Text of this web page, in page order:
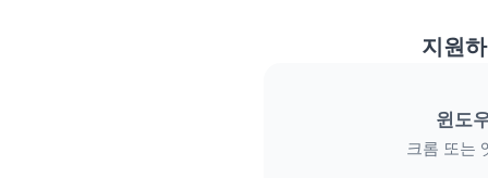
지원
윈도
크롬 또는